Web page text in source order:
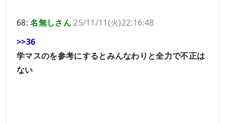
68:名無しさん25/11/11(火)22:16:48
>>36
学マスのを参考にするとみんなわりと全力で不正は
ない